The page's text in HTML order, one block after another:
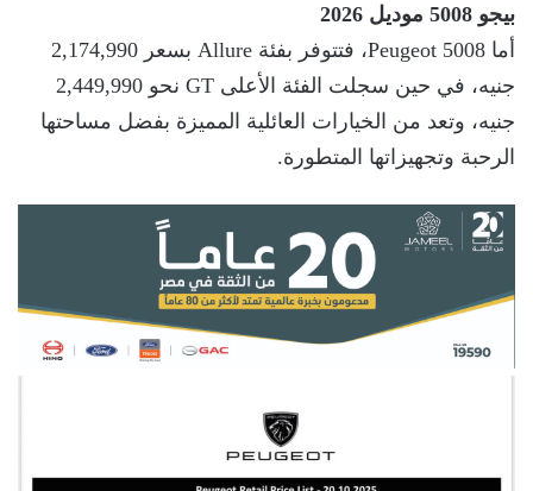
بيجو 5008 موديل 2026
أما Peugeot 5008، فتتوفر بفئة Allure بسعر 2,174,990
جنيه، في حين سجلت الفئة الأعلى GT نحو 2,449,990
جنيه، وتعد من الخيارات العائلية المميزة بفضل مساحتها
الرحبة وتجهيزاتها المتطورة.